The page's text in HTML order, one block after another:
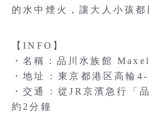
的水中煙火，讓大人小孩都
【INFO】
・名稱：品川水族館
・地址 : 東京都港区高輪
・交通 : 從JR京濱急行「
約2分鐘